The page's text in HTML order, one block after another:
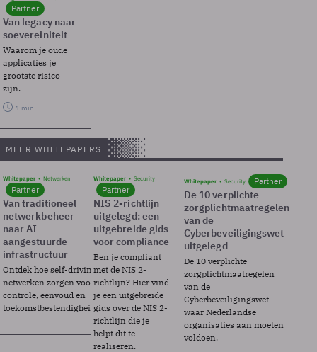
Partner
Van legacy naar
soevereiniteit
Waarom je oude
applicaties je
grootste risico
zijn.
1 min
MEER WHITEPAPERS
Whitepaper Netwerken
Partner
Van traditioneel
netwerkbeheer
naar AI
aangestuurde
infrastructuur
Ontdek hoe self-driving
netwerken zorgen voor
controle, eenvoud en
toekomstbestendigheid.
Whitepaper Security
Partner
NIS 2-richtlijn
uitgelegd: een
uitgebreide gids
voor compliance
Ben je compliant
met de NIS 2-
richtlijn? Hier vind
je een uitgebreide
gids over de NIS 2-
richtlijn die je
helpt dit te
realiseren.
Whitepaper Security Partner
De 10 verplichte
zorgplichtmaatregelen
van de
Cyberbeveiligingswet
uitgelegd
De 10 verplichte
zorgplichtmaatregelen
van de
Cyberbeveiligingswet
waar Nederlandse
organisaties aan moeten
voldoen.